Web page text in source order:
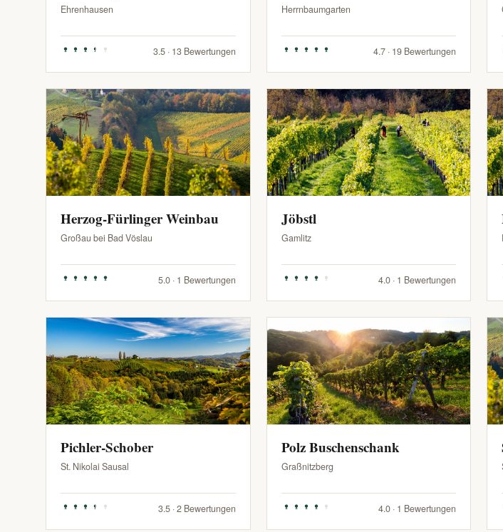
Ehrenhausen
3.5 · 13 Bewertungen
Herrnbaumgarten
4.7 · 19 Bewertungen
Herzog-Fürlinger Weinbau
Großau bei Bad Vöslau
5.0 · 1 Bewertungen
Jöbstl
Gamlitz
4.0 · 1 Bewertungen
Pichler-Schober
St. Nikolai Sausal
3.5 · 2 Bewertungen
Polz Buschenschank
Graßnitzberg
4.0 · 1 Bewertungen